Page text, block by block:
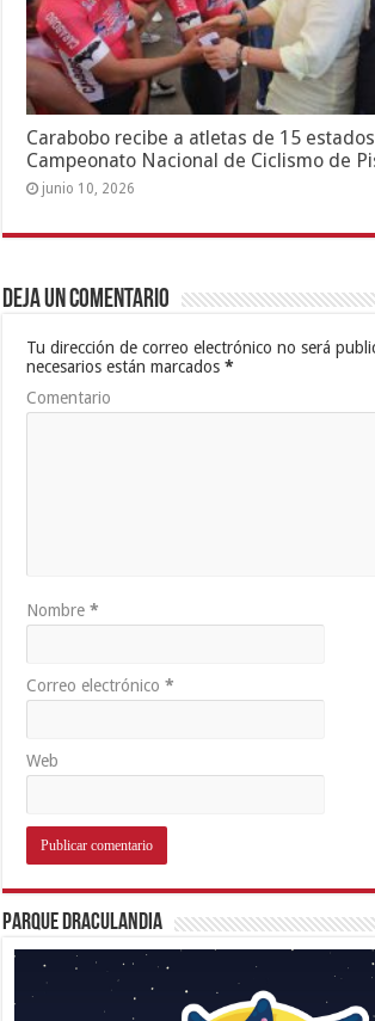
Carabobo recibe a atletas de 15
Campeonato Nacional de Ciclismo de
junio 10, 2026
Deja un comentario
Tu dirección de correo electrónico no será
necesarios están marcados*
Comentario
Nombre*
Correo electrónico*
Web
Parque Draculandia